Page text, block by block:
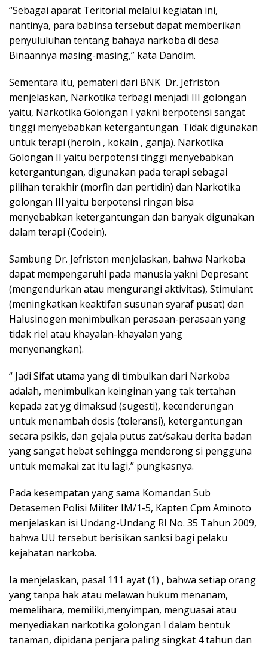
“Sebagai aparat Teritorial melalui kegiatan ini,
nantinya, para babinsa tersebut dapat memberikan
penyululuhan tentang bahaya narkoba di desa
Binaannya masing-masing,” kata Dandim.
Sementara itu, pemateri dari BNK Dr. Jefriston
menjelaskan, Narkotika terbagi menjadi III golongan
yaitu, Narkotika Golongan I yakni berpotensi sangat
tinggi menyebabkan ketergantungan. Tidak digunakan
untuk terapi (heroin , kokain , ganja). Narkotika
Golongan II yaitu berpotensi tinggi menyebabkan
ketergantungan, digunakan pada terapi sebagai
pilihan terakhir (morfin dan pertidin) dan Narkotika
golongan III yaitu berpotensi ringan bisa
menyebabkan ketergantungan dan banyak digunakan
dalam terapi (Codein).
Sambung Dr. Jefriston menjelaskan, bahwa Narkoba
dapat mempengaruhi pada manusia yakni Depresant
(mengendurkan atau mengurangi aktivitas), Stimulant
(meningkatkan keaktifan susunan syaraf pusat) dan
Halusinogen menimbulkan perasaan-perasaan yang
tidak riel atau khayalan-khayalan yang
menyenangkan).
“ Jadi Sifat utama yang di timbulkan dari Narkoba
adalah, menimbulkan keinginan yang tak tertahan
kepada zat yg dimaksud (sugesti), kecenderungan
untuk menambah dosis (toleransi), ketergantungan
secara psikis, dan gejala putus zat/sakau derita badan
yang sangat hebat sehingga mendorong si pengguna
untuk memakai zat itu lagi,” pungkasnya.
Pada kesempatan yang sama Komandan Sub
Detasemen Polisi Militer IM/1-5, Kapten Cpm Aminoto
menjelaskan isi Undang-Undang RI No. 35 Tahun 2009,
bahwa UU tersebut berisikan sanksi bagi pelaku
kejahatan narkoba.
Ia menjelaskan, pasal 111 ayat (1) , bahwa setiap orang
yang tanpa hak atau melawan hukum menanam,
memelihara, memiliki,menyimpan, menguasai atau
menyediakan narkotika golongan I dalam bentuk
tanaman, dipidana penjara paling singkat 4 tahun dan